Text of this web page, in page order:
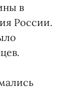
в
России.